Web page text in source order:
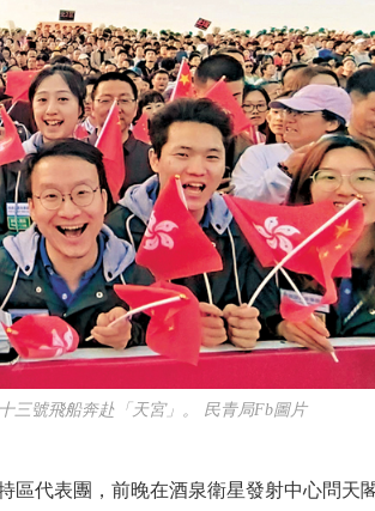
三號飛船奔赴「天宮」。 民青局Fb圖片
代表團，前晚在酒泉衛星發射中心問天